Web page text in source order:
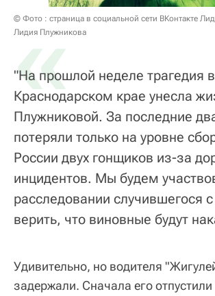
© Фото : страница в социальной сети ВКонтакте
Лидия Плужникова
«
"На прошлой неделе трагедия в
Краснодарском крае унесла
Плужниковой. За последние
потеряли только на уровне
России двух гонщиков из-за
инцидентов. Мы будем
расследовании случившегося
верить, что виновные будут
Удивительно, но водителя
задержали. Сначала его